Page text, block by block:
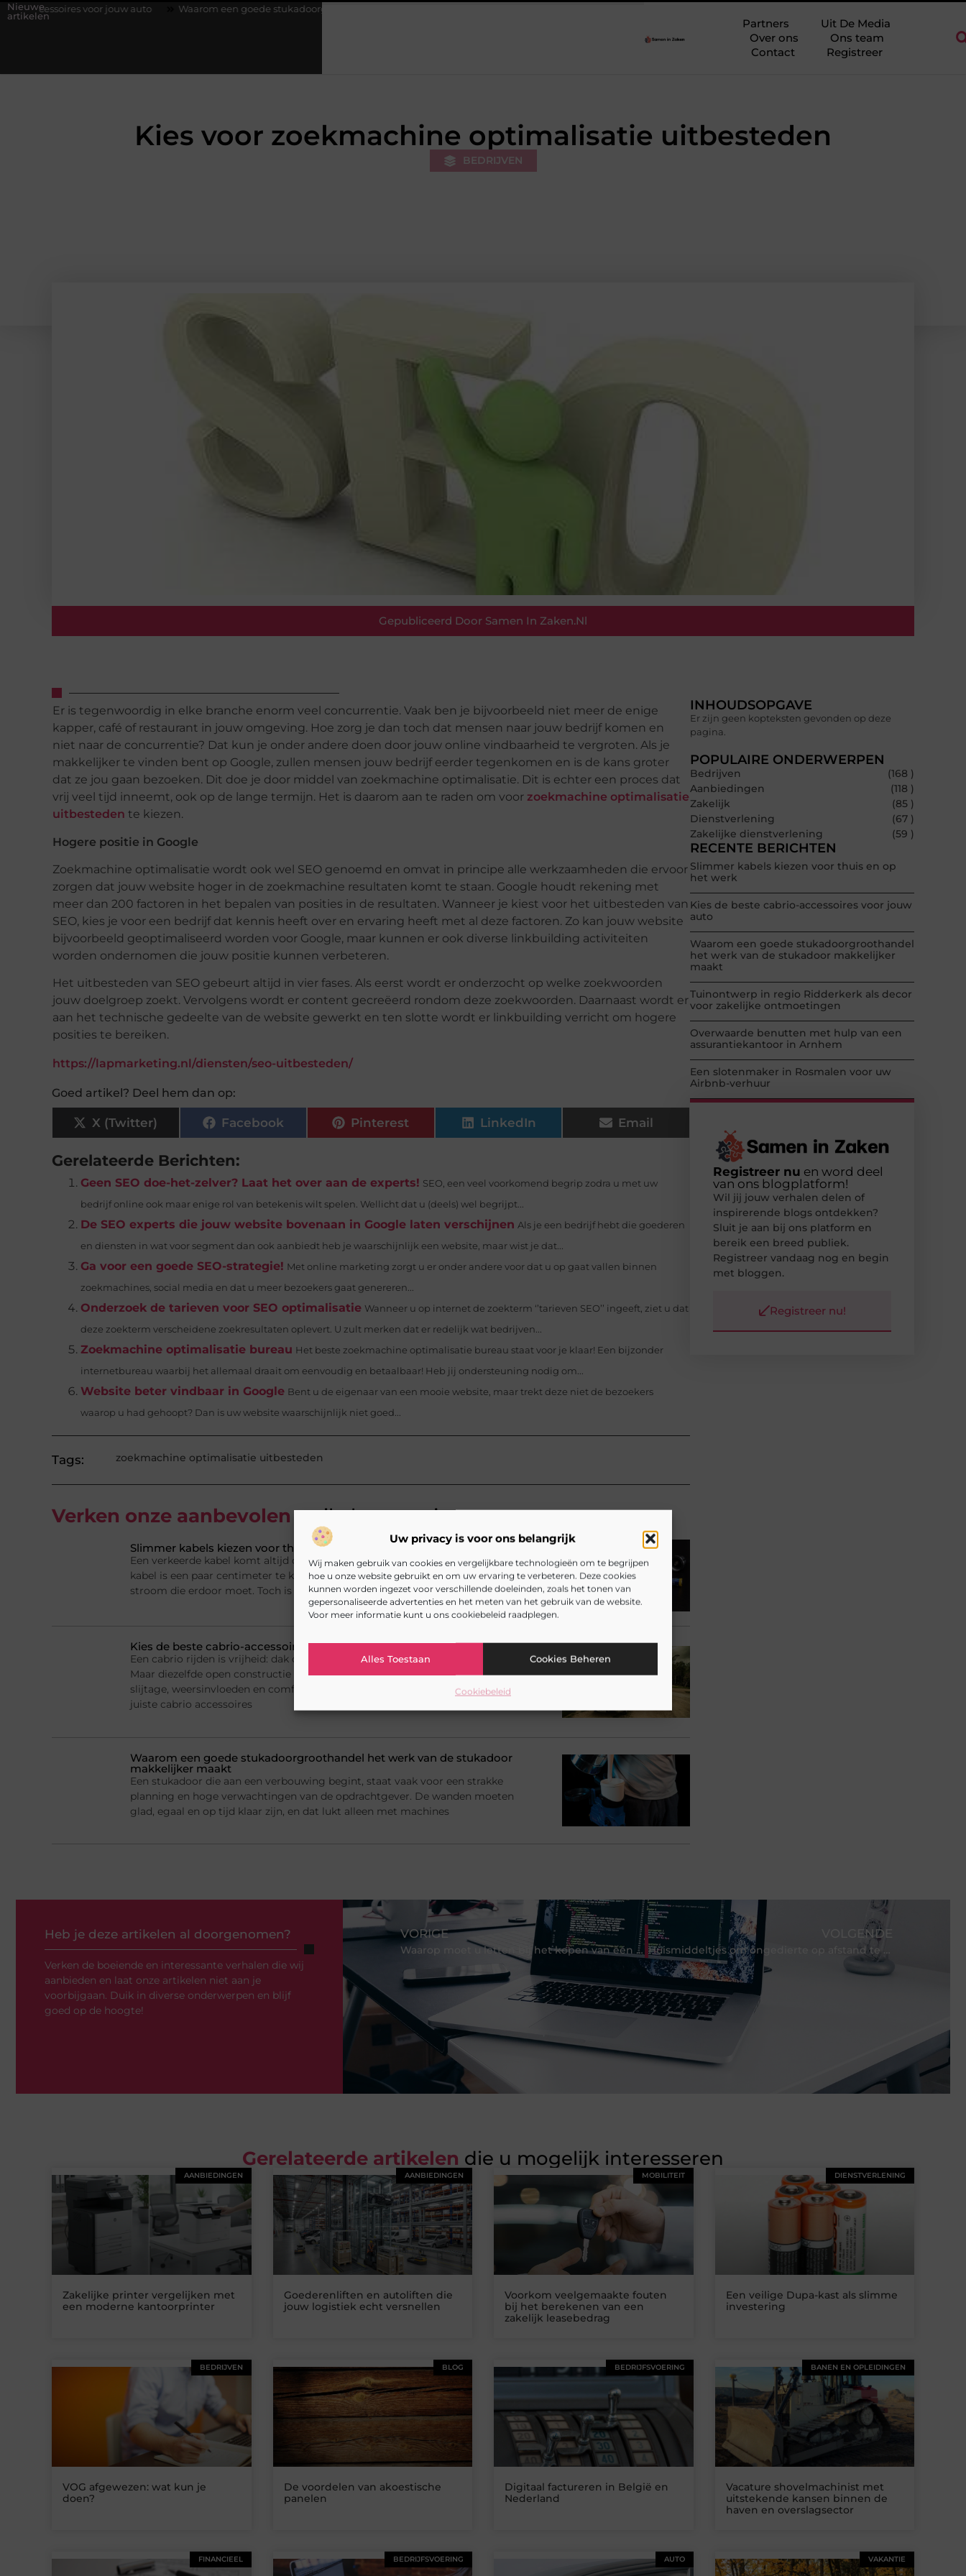
Uw privacy is voor ons belangrijk
Wij maken gebruik van cookies en vergelijkbare technologieën om te begrijpen
hoe u onze website gebruikt en om uw ervaring te verbeteren. Deze cookies
kunnen worden ingezet voor verschillende doeleinden, zoals het tonen van
gepersonaliseerde advertenties en het meten van het gebruik van de website.
Voor meer informatie kunt u ons cookiebeleid raadplegen.
Alles Toestaan Cookies Beheren
Cookiebeleid
Nieuwe
artikelen
jouw auto Waarom een goede stukadoorgroothandel het werk van de stukadoor makkelijker maakt
Partners
Uit De Media
Over ons
Ons team
Contact
Registreer
Kies voor zoekmachine optimalisatie uitbesteden
BEDRIJVEN
Gepubliceerd Door Samen In Zaken.nl
Er is tegenwoordig in elke branche enorm veel concurrentie. Vaak ben je bijvoorbeeld niet meer de enige
kapper, café of restaurant in jouw omgeving. Hoe zorg je dan toch dat mensen naar jouw bedrijf komen en
niet naar de concurrentie? Dat kun je onder andere doen door jouw online vindbaarheid te vergroten. Als je
makkelijker te vinden bent op Google, zullen mensen jouw bedrijf eerder tegenkomen en is de kans groter
dat ze jou gaan bezoeken. Dit doe je door middel van zoekmachine optimalisatie. Dit is echter een proces dat
vrij veel tijd inneemt, ook op de lange termijn. Het is daarom aan te raden om voor zoekmachine optimalisatie
uitbesteden te kiezen.
Hogere positie in Google
Zoekmachine optimalisatie wordt ook wel SEO genoemd en omvat in principe alle werkzaamheden die ervoor
zorgen dat jouw website hoger in de zoekmachine resultaten komt te staan. Google houdt rekening met
meer dan 200 factoren in het bepalen van posities in de resultaten. Wanneer je kiest voor het uitbesteden van
SEO, kies je voor een bedrijf dat kennis heeft over en ervaring heeft met al deze factoren. Zo kan jouw website
bijvoorbeeld geoptimaliseerd worden voor Google, maar kunnen er ook diverse linkbuilding activiteiten
worden ondernomen die jouw positie kunnen verbeteren.
Het uitbesteden van SEO gebeurt altijd in vier fases. Als eerst wordt er onderzocht op welke zoekwoorden
jouw doelgroep zoekt. Vervolgens wordt er content gecreëerd rondom deze zoekwoorden. Daarnaast wordt er
aan het technische gedeelte van de website gewerkt en ten slotte wordt er linkbuilding verricht om hogere
posities te bereiken.
https://lapmarketing.nl/diensten/seo-uitbesteden/
Goed artikel? Deel hem dan op:
X (Twitter) Facebook Pinterest LinkedIn Email
Gerelateerde Berichten:
Geen SEO doe-het-zelver? Laat het over aan de experts! SEO, een veel voorkomend begrip zodra u met uw
bedrijf online ook maar enige rol van betekenis wilt spelen. Wellicht dat u (deels) wel begrijpt...
De SEO experts die jouw website bovenaan in Google laten verschijnen Als je een bedrijf hebt die goederen
en diensten in wat voor segment dan ook aanbiedt heb je waarschijnlijk een website, maar wist je dat...
Ga voor een goede SEO-strategie! Met online marketing zorgt u er onder andere voor dat u op gaat vallen binnen
zoekmachines, social media en dat u meer bezoekers gaat genereren...
Onderzoek de tarieven voor SEO optimalisatie Wanneer u op internet de zoekterm ‘’tarieven SEO’’ ingeeft, ziet u dat
deze zoekterm verscheidene zoekresultaten oplevert. U zult merken dat er redelijk wat bedrijven...
Zoekmachine optimalisatie bureau Het beste zoekmachine optimalisatie bureau staat voor je klaar! Een bijzonder
internetbureau waarbij het allemaal draait om eenvoudig en betaalbaar! Heb jij ondersteuning nodig om...
Website beter vindbaar in Google Bent u de eigenaar van een mooie website, maar trekt deze niet de bezoekers
waarop u had gehoopt? Dan is uw website waarschijnlijk niet goed...
Tags: zoekmachine optimalisatie uitbesteden
Verken onze aanbevolenartikelen voor jou.
Slimmer kabels kiezen voor thuis en op het werk
Een verkeerde kabel komt altijd ongelegen. De connector past net niet, de
kabel is een paar centimeter te kort of de aders blijken niet geschikt voor de
stroom die erdoor moet. Toch is even een
Kies de beste cabrio-accessoires voor jouw auto
Een cabrio rijden is vrijheid: dak open, zon op je gezicht en onderweg genieten.
Maar diezelfde open constructie maakt een cabrio ook gevoeliger voor
slijtage, weersinvloeden en comfortproblemen zoals windturbulentie. Met de
juiste cabrio accessoires
Waarom een goede stukadoorgroothandel het werk van de stukadoor
makkelijker maakt
Een stukadoor die aan een verbouwing begint, staat vaak voor een strakke
planning en hoge verwachtingen van de opdrachtgever. De wanden moeten
glad, egaal en op tijd klaar zijn, en dat lukt alleen met machines
INHOUDSOPGAVE
Er zijn geen kopteksten gevonden op deze
pagina.
POPULAIRE ONDERWERPEN
Bedrijven
(168 )
Aanbiedingen
(118 )
Zakelijk
(85 )
Dienstverlening
(67 )
Zakelijke dienstverlening
(59 )
RECENTE BERICHTEN
Slimmer kabels kiezen voor thuis en op
het werk
Kies de beste cabrio-accessoires voor jouw
auto
Waarom een goede stukadoorgroothandel
het werk van de stukadoor makkelijker
maakt
Tuinontwerp in regio Ridderkerk als decor
voor zakelijke ontmoetingen
Overwaarde benutten met hulp van een
assurantiekantoor in Arnhem
Een slotenmaker in Rosmalen voor uw
Airbnb-verhuur
Registreer nu en word deel
van ons blogplatform!
Wil jij jouw verhalen delen of
inspirerende blogs ontdekken?
Sluit je aan bij ons platform en
bereik een breed publiek.
Registreer vandaag nog en begin
met bloggen.
Registreer nu!
Heb je deze artikelen al doorgenomen?
Verken de boeiende en interessante verhalen die wij
aanbieden en laat onze artikelen niet aan je
voorbijgaan. Duik in diverse onderwerpen en blijf
goed op de hoogte!
VORIGE
Waarop moet u letten bij het kopen van een kattenbak?
VOLGENDE
Huismiddeltjes om ongedierte op afstand te houden
Gerelateerde artikelen die u mogelijk interesseren
AANBIEDINGEN
Zakelijke printer vergelijken met
een moderne kantoorprinter
AANBIEDINGEN
Goederenliften en autoliften die
jouw logistiek echt versnellen
MOBILITEIT
Voorkom veelgemaakte fouten
bij het berekenen van een
zakelijk leasebedrag
DIENSTVERLENING
Een veilige Dupa-kast als slimme
investering
BEDRIJVEN
VOG afgewezen: wat kun je
doen?
BLOG
De voordelen van akoestische
panelen
BEDRIJFSVOERING
Digitaal factureren in België en
Nederland
BANEN EN OPLEIDINGEN
Vacature shovelmachinist met
uitstekende kansen binnen de
haven en overslagsector
FINANCIEEL BEDRIJFSVOERING AUTO VAKANTIE